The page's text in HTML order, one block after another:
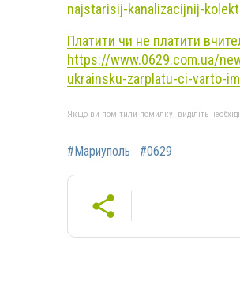
najstarisij-kanalizacijnij-
Платити чи не платити
https://www.0629.com.ua/
ukrainsku-zarplatu-ci-varto-
Якщо ви помітили помилку, виділіть
#Мариуполь #0629